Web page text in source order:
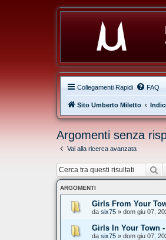
Collegamenti Rapidi FAQ
Sito Umberto Miletto
Argomenti senza
Vai alla ricerca avanzata
ARGOMENTI
Girls From Your
da six75 » dom giu 07,
Girls In Your Town
da six75 » dom giu 07,